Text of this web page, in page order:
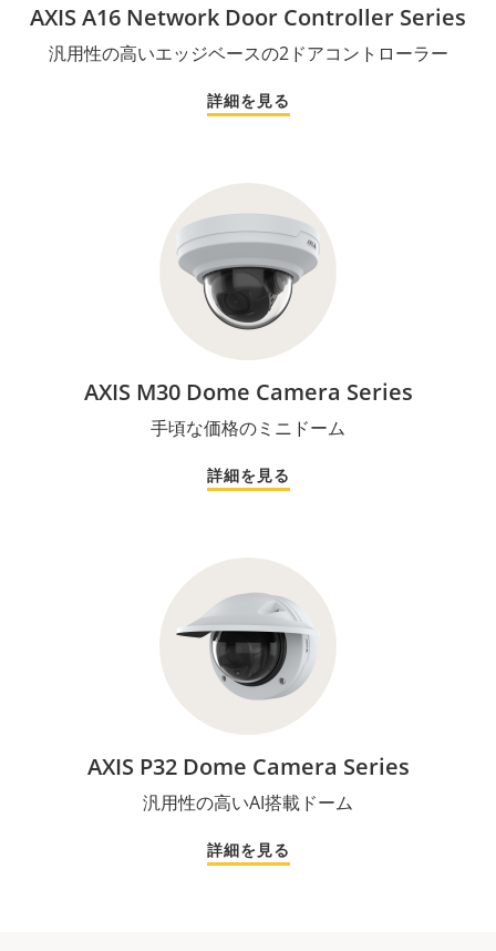
AXIS A16 Network Door Controller Series
汎用性の高いエッジベースの2ドアコントローラー
詳細を見る
AXIS M30 Dome Camera Series
手頃な価格のミニドーム
詳細を見る
AXIS P32 Dome Camera Series
汎用性の高いAI搭載ドーム
詳細を見る